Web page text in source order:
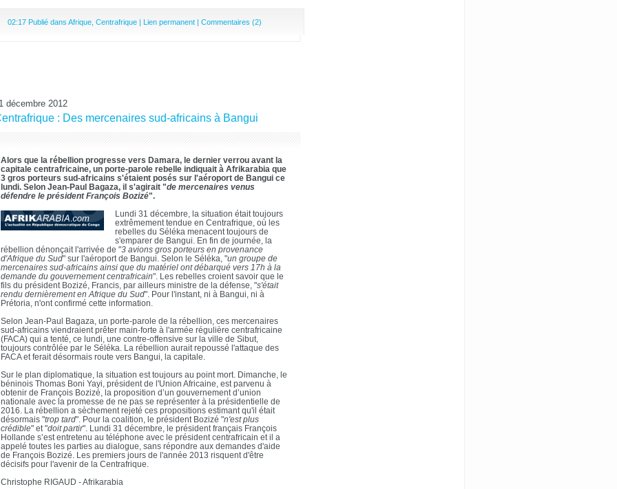
02:17 Publié dans Afrique Centrafrique | Lien permanent | Commentaires (2)
décembre 2012
: Des mercenaires sud-africains à Bangui
Alors que la rébellion progresse vers Damara, le dernier verrou avant la
capitale centrafricaine, un porte-parole rebelle indiquait à Afrikarabia que
3 gros porteurs sud-africains s'étaient posés sur l'aéroport de Bangui ce
lundi. Selon Jean-Paul Bagaza, il s'agirait "de mercenaires venus
défendre le président François Bozizé".
Lundi 31 décembre, la situation était toujours
extrêmement tendue en Centrafrique, où les
rebelles du Séléka menacent toujours de
s'emparer de Bangui. En fin de journée, la
rébellion dénonçait l'arrivée de "3 avions gros porteurs en provenance
d'Afrique du Sud" sur l'aéroport de Bangui. Selon le Séléka, "un groupe de
mercenaires sud-africains ainsi que du matériel ont débarqué vers 17h à la
demande du gouvernement centrafricain". Les rebelles croient savoir que le
fils du président Bozizé, Francis, par ailleurs ministre de la défense, "s'était
rendu dernièrement en Afrique du Sud". Pour l'instant, ni à Bangui, ni à
Prétoria, n'ont confirmé cette information.
Selon Jean-Paul Bagaza, un porte-parole de la rébellion, ces mercenaires
sud-africains viendraient prêter main-forte à l'armée régulière centrafricaine
(FACA) qui a tenté, ce lundi, une contre-offensive sur la ville de Sibut,
toujours contrôlée par le Séléka. La rébellion aurait repoussé l'attaque des
FACA et ferait désormais route vers Bangui, la capitale.
Sur le plan diplomatique, la situation est toujours au point mort. Dimanche, le
béninois Thomas Boni Yayi, président de l'Union Africaine, est parvenu à
obtenir de François Bozizé, la proposition d’un gouvernement d’union
nationale avec la promesse de ne pas se représenter à la présidentielle de
2016. La rébellion a sèchement rejeté ces propositions estimant qu'il était
désormais "trop tard". Pour la coalition, le président Bozizé "n'est plus
crédible" et "doit partir". Lundi 31 décembre, le président français François
Hollande s’est entretenu au téléphone avec le président centrafricain et il a
appelé toutes les parties au dialogue, sans répondre aux demandes d'aide
de François Bozizé. Les premiers jours de l'année 2013 risquent d'être
décisifs pour l'avenir de la Centrafrique.
Christophe RIGAUD - Afrikarabia